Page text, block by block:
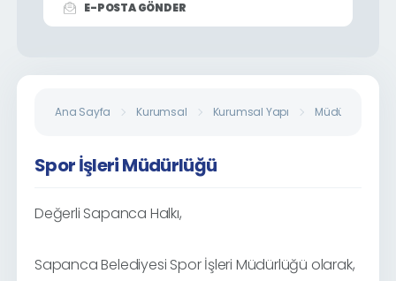
E-POSTA GÖNDER
Ana Sayfa Kurumsal Kurumsal Yapı Müdürlükler
Spor İşleri Müdürlüğü
Değerli Sapanca Halkı,
Sapanca Belediyesi Spor İşleri Müdürlüğü olarak,